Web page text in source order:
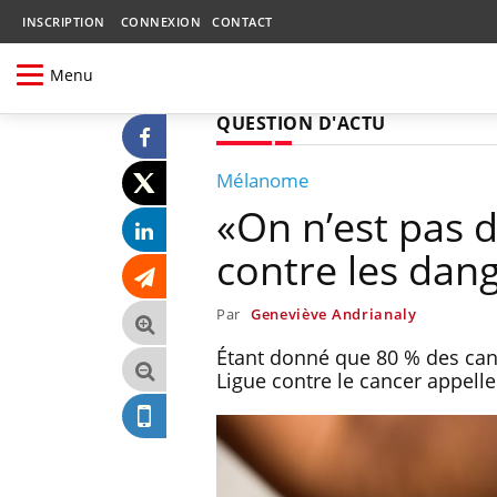
INSCRIPTION CONNEXION CONTACT
Menu
QUESTION D'ACTU
Mélanome
«On n’est pas
contre les
Par Geneviève Andrianaly
Étant donné que 80 % des
Ligue contre le cancer